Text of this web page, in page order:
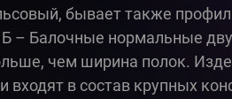
бывает также
– Балочные нормальные
чем ширина полок.
в состав крупных